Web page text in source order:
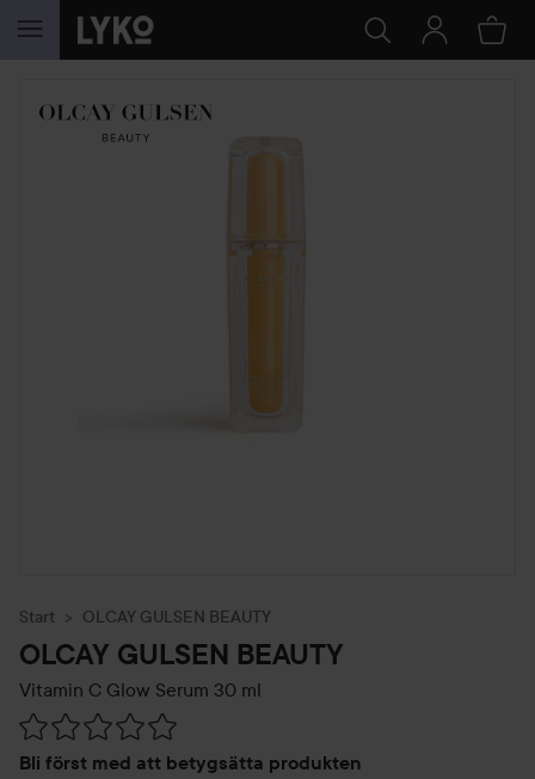
HOPPA TILL INNEHÅLLET
Start OLCAY GULSEN BEAUTY
OLCAY GULSEN BEAUTY
Vitamin C Glow Serum 30 ml
Bli först med att betygsätta produkten
Hoppa till Betyg & kommentarer